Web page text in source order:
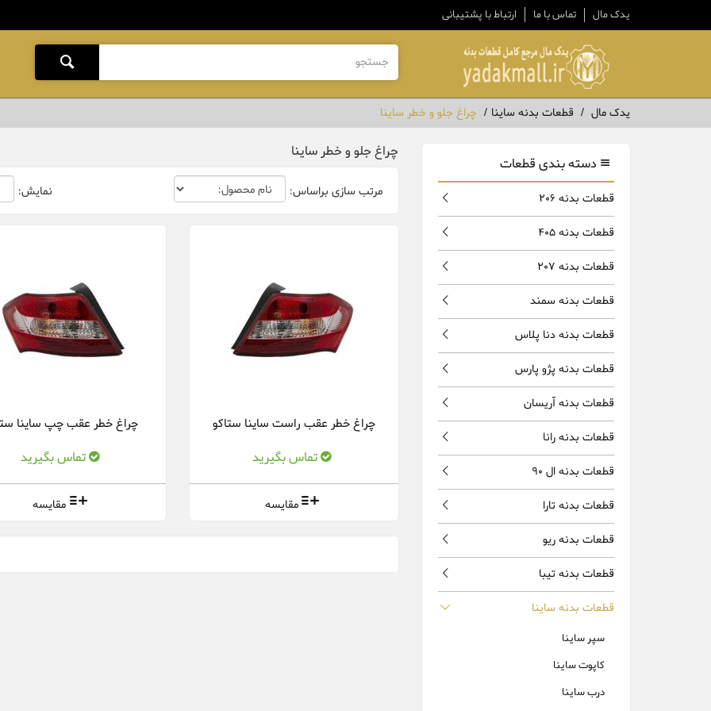
یدک مال تماس با ما ارتباط با پشتیبانی
یدک مال قطعات بدنه ساینا چراغ جلو و خطر ساینا
دسته بندی قطعات
قطعات بدنه 206
قطعات بدنه 405
قطعات بدنه 207
قطعات بدنه سمند
قطعات بدنه دنا پلاس
قطعات بدنه پژو پارس
قطعات بدنه آریسان
قطعات بدنه رانا
قطعات بدنه ال 90
قطعات بدنه تارا
قطعات بدنه ریو
قطعات بدنه تیبا
قطعات بدنه ساینا
سپر ساینا
کاپوت ساینا
درب ساینا
چراغ جلو و خطر ساینا
مرتب سازی براساس: نمایش:
چراغ خطر عقب راست ساینا ستاکو
تماس بگیرید
مقایسه
چراغ خطر عقب چپ ساینا
تماس بگیرید
مقایسه